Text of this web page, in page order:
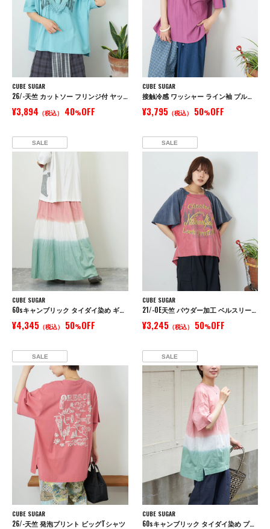
CUBE SUGAR
26/-天竺 カットソー フリンジ付 ヤッコ Tシャツ
¥3,894 （税込） 40%OFF
CUBE SUGAR
接触冷感 ワッシャー ライン袖 プルオーバー シャツ
¥3,795（税込） 50%OFF
SALE
CUBE SUGAR
60sキャンブリック タイダイ染め ギャザースカート
¥4,345 （税込） 50%OFF
SALE
CUBE SUGAR
21/-OE天竺 パウダー加工 ベルスリーブ Tシャツ
¥3,245（税込） 50%OFF
SALE
CUBE SUGAR
26/-天竺 発泡プリント ビッグTシャツ
SALE
CUBE SUGAR
60sキャンブリック タイダイ染め プルオーバーシャツ